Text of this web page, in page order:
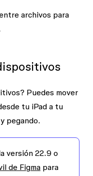
archivos para
Puedes mover
tu iPad a tu
pegando.
versión 22.9 o
de Figmapara